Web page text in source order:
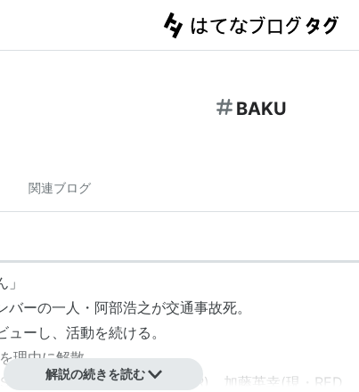
BAKU
関連ブログ
ーの一人・阿部浩之が交通事故死。
ーし、活動を続ける。
理由に解散。
、車谷浩司(現・AIR)、加藤英幸(現・RED
解説の続きを読む